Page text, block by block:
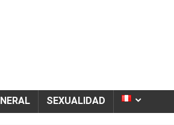
SEXUALIDAD